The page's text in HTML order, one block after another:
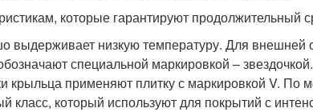
которые гарантируют продолжительный
выдерживает низкую температуру. Для внешней
специальной маркировкой – звездочкой.
крыльца применяют плитку с маркировкой V. По
класс, который используют для покрытий с